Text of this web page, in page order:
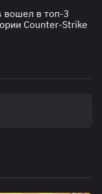
вошел в топ-3
Counter-Strike